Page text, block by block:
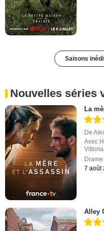
Saisons
Nouvelles séries
La
De
Avec
Drame
7 août
Alley